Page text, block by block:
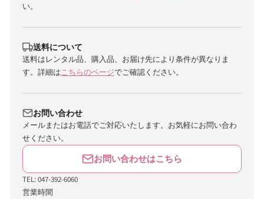
い。
送料について
送料はレンタル品、購入品、お届け先により条件が異なりま
す。詳細はこちらのページでご確認ください。
お問い合わせ
メールまたはお電話でご対応いたします。お気軽にお問い合わ
せください。
お問い合わせはこちら
TEL: 047-392-6060
営業時間